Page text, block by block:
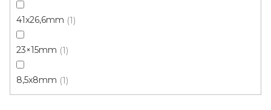
41x26,6mm 1
23×15mm 1
8,5x8mm 1
96 Kč/ mb